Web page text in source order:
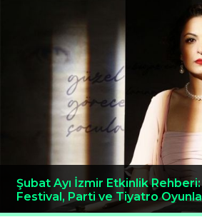
Şubat Ayı İzmir Etkinlik
Festival, Parti ve Tiyatro